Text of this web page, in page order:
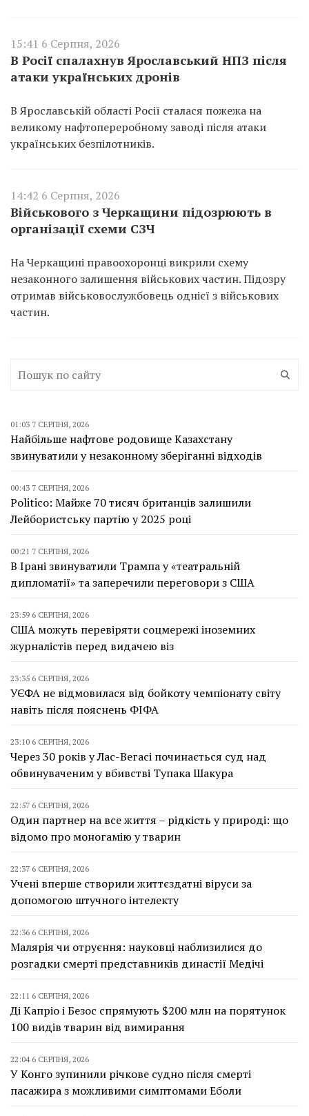
15:41 6 Серпня, 2026
В Росії спалахнув Ярославський НПЗ після
атаки українських дронів
В Ярославській області Росії сталася пожежа на
великому нафтопереробному заводі після атаки
українських безпілотників.
14:42 6 Серпня, 2026
Військового з Черкащини підозрюють в
організації схеми СЗЧ
На Черкащині правоохоронці викрили схему
незаконного залишення військових частин. Підозру
отримав військовослужбовець однієї з військових
частин.
01:03 7 СЕРПНЯ, 2026
Найбільше нафтове родовище Казахстану
звинуватили у незаконному зберіганні відходів
00:43 7 СЕРПНЯ, 2026
Politico: Майже 70 тисяч британців залишили
Лейбористську партію у 2025 році
00:21 7 СЕРПНЯ, 2026
В Ірані звинуватили Трампа у «театральній
дипломатії» та заперечили переговори з США
23:59 6 СЕРПНЯ, 2026
США можуть перевіряти соцмережі іноземних
журналістів перед видачею віз
23:35 6 СЕРПНЯ, 2026
УЄФА не відмовилася від бойкоту чемпіонату світу
навіть після пояснень ФІФА
23:10 6 СЕРПНЯ, 2026
Через 30 років у Лас-Вегасі починається суд над
обвинуваченим у вбивстві Тупака Шакура
22:57 6 СЕРПНЯ, 2026
Один партнер на все життя – рідкість у природі: що
відомо про моногамію у тварин
22:37 6 СЕРПНЯ, 2026
Учені вперше створили життєздатні віруси за
допомогою штучного інтелекту
22:36 6 СЕРПНЯ, 2026
Малярія чи отруєння: науковці наблизилися до
розгадки смерті представників династії Медічі
22:11 6 СЕРПНЯ, 2026
Ді Капріо і Безос спрямують $200 млн на порятунок
100 видів тварин від вимирання
22:04 6 СЕРПНЯ, 2026
У Конго зупинили річкове судно після смерті
пасажира з можливими симптомами Еболи